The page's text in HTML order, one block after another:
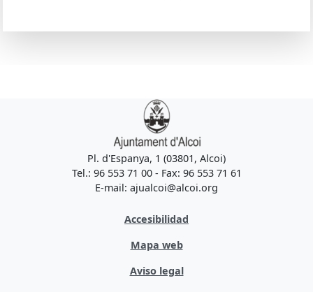
Pl. d'Espanya, 1 (03801, Alcoi)
Tel.: 96 553 71 00 - Fax: 96 553 71 61
E-mail: ajualcoi@alcoi.org
Accesibilidad
Mapa web
Aviso legal